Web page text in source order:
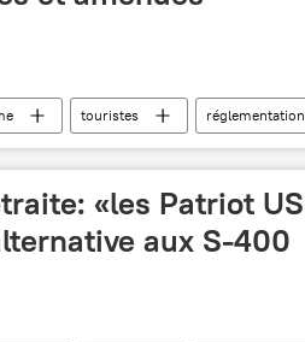
touristes
réglementation
Italie fontaine
«les Patriot US
aux S-400